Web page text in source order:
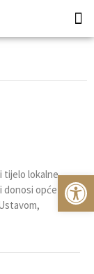
tijelo lokalne
opće i